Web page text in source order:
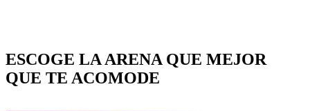
ESCOGE LA ARENA QUE MEJOR
QUE TE ACOMODE